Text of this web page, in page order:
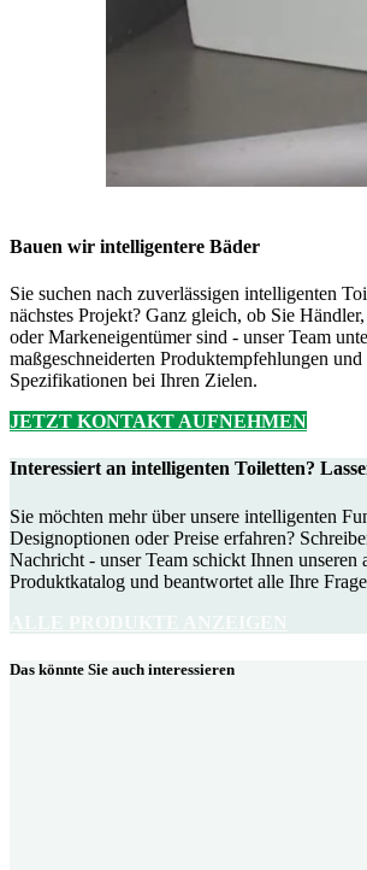
Bauen wir intelligentere Bäder
Sie suchen nach zuverlässigen intelligenten
nächstes Projekt? Ganz gleich, ob Sie
oder Markeneigentümer sind - unser Team
maßgeschneiderten Produktempfehlungen
Spezifikationen bei Ihren Zielen.
JETZT KONTAKT AUFNEHMEN
Interessiert an intelligenten Toiletten?
Sie möchten mehr über unsere intelligenten
Designoptionen oder Preise erfahren?
Nachricht - unser Team schickt Ihnen unseren
Produktkatalog und beantwortet alle Ihre
Das könnte Sie auch interessieren